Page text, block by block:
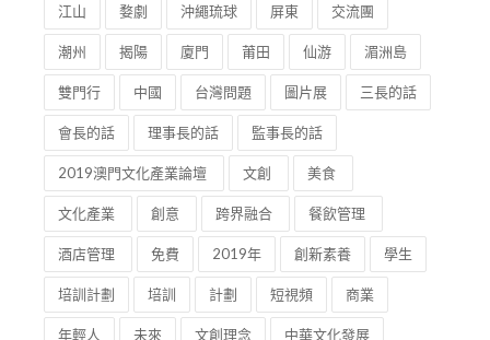
江山 婺劇 沖繩琉球 屏東 交流團
潮州 揭陽 廈門 莆田 仙游 湄洲島
雙門行 中國 台灣問題 圖片展 三長的話
會長的話 理事長的話 監事長的話
2019澳門文化產業論壇 文創 美食
文化產業 創意 跨界融合 餐飲管理
酒店管理 免費 2019年 創新素養 學生
培訓計劃 培訓 計劃 短視頻 商業
年輕人 未來 文創理念 中華文化發展